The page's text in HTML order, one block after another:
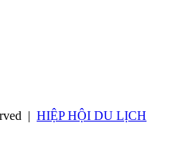
| HIỆP HỘI DU LỊCH